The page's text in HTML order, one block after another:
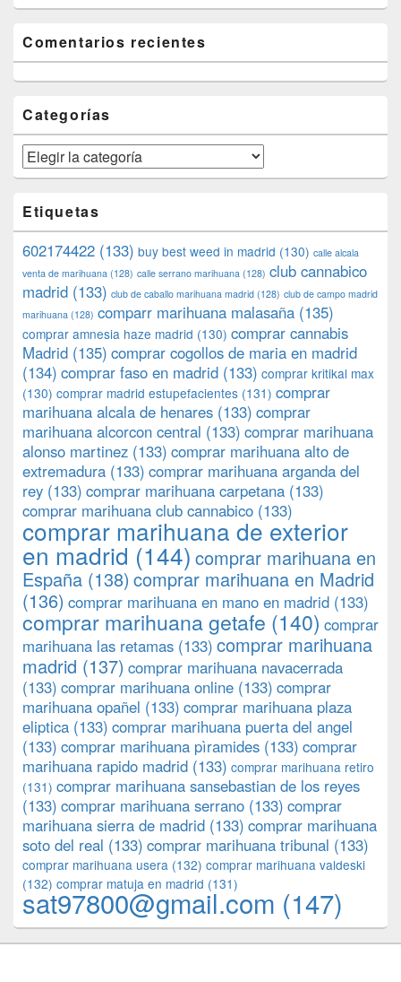
Comentarios recientes
Categorías
Categorías
Etiquetas
602174422 (133) buy best weed in madrid (130) calle alcala
venta de marihuana (128) calle serrano marihuana (128) club cannabico
madrid (133) club de caballo marihuana madrid (128) club de campo madrid
marihuana (128) comparr marihuana malasaña (135)
comprar amnesia haze madrid (130) comprar cannabis
Madrid (135) comprar cogollos de maria en madrid
(134) comprar faso en madrid (133) comprar kritikal max
(130) comprar madrid estupefacientes (131) comprar
marihuana alcala de henares (133) comprar
marihuana alcorcon central (133) comprar marihuana
alonso martinez (133) comprar marihuana alto de
extremadura (133) comprar marihuana arganda del
rey (133) comprar marihuana carpetana (133)
comprar marihuana club cannabico (133)
comprar marihuana de exterior
en madrid (144) comprar marihuana en
España (138) comprar marihuana en Madrid
(136) comprar marihuana en mano en madrid (133)
comprar marihuana getafe (140) comprar
marihuana las retamas (133) comprar marihuana
madrid (137) comprar marihuana navacerrada
(133) comprar marihuana online (133) comprar
marihuana opañel (133) comprar marihuana plaza
eliptica (133) comprar marihuana puerta del angel
(133) comprar marihuana pìramides (133) comprar
marihuana rapido madrid (133) comprar marihuana retiro
(131) comprar marihuana sansebastian de los reyes
(133) comprar marihuana serrano (133) comprar
marihuana sierra de madrid (133) comprar marihuana
soto del real (133) comprar marihuana tribunal (133)
comprar marihuana usera (132) comprar marihuana valdeski
(132) comprar matuja en madrid (131)
sat97800@gmail.com (147)